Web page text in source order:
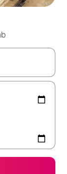
med upp- och